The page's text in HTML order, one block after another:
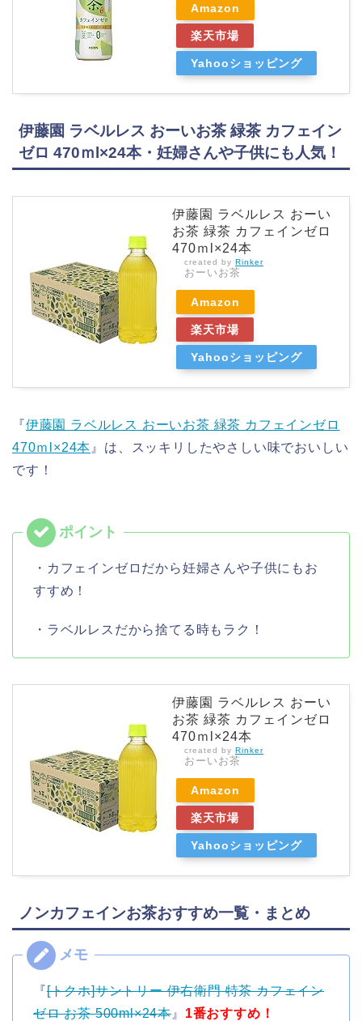
Amazon
楽天市場
Yahooショッピング
伊藤園 ラベルレス おーいお茶 緑茶 カフェイン
ゼロ 470ｍl×24本・妊婦さんや子供にも人気！
伊藤園 ラベルレス おーい
お茶 緑茶 カフェインゼロ
470ｍl×24本
created by Rinker
おーいお茶
Amazon
楽天市場
Yahooショッピング
『伊藤園 ラベルレス おーいお茶 緑茶 カフェインゼロ
470ｍl×24本 』は、スッキリしたやさしい味でおいしい
です！
・カフェインゼロだから妊婦さんや子供にもお
すすめ！
・ラベルレスだから捨てる時もラク！
伊藤園 ラベルレス おーい
お茶 緑茶 カフェインゼロ
470ｍl×24本
created by Rinker
おーいお茶
Amazon
楽天市場
Yahooショッピング
ノンカフェインお茶おすすめ一覧・まとめ
『[トクホ]サントリー 伊右衛門 特茶 カフェイン
ゼロ お茶 500ml×24本 』 1番おすすめ！